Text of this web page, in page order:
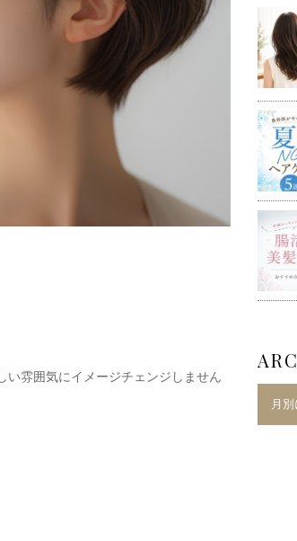
い雰囲気にイメージチェンジしません
月